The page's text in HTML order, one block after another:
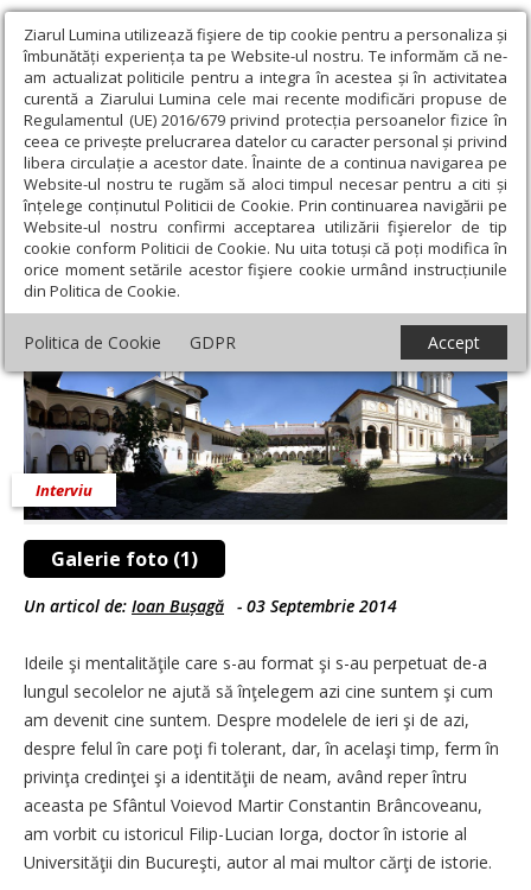
Ziarul Lumina utilizează fişiere de tip cookie pentru a personaliza și
îmbunătăți experiența ta pe Website-ul nostru. Te informăm că ne-
am actualizat politicile pentru a integra în acestea și în activitatea
curentă a Ziarului Lumina cele mai recente modificări propuse de
Regulamentul (UE) 2016/679 privind protecția persoanelor fizice în
ceea ce privește prelucrarea datelor cu caracter personal și privind
libera circulație a acestor date. Înainte de a continua navigarea pe
Website-ul nostru te rugăm să aloci timpul necesar pentru a citi și
înțelege conținutul Politicii de Cookie. Prin continuarea navigării pe
Website-ul nostru confirmi acceptarea utilizării fişierelor de tip
cookie conform Politicii de Cookie. Nu uita totuși că poți modifica în
orice moment setările acestor fişiere cookie urmând instrucțiunile
din Politica de Cookie.
Politica de Cookie GDPR Accept
Ziarul Lumina › Educaţie și Cultură › Interviu › Epoca lui
Brâncoveanu, o marcă identitară actuală
Epoca lui Brâncoveanu, o marcă identitară
actuală
Galerie foto (1)
Interviu
Un articol de: Ioan Bușagă - 03 Septembrie 2014
Ideile şi mentalităţile care s-au format şi s-au perpetuat de-a
lungul secolelor ne ajută să înţelegem azi cine suntem şi cum
am devenit cine suntem. Despre modelele de ieri şi de azi,
despre felul în care poţi fi tolerant, dar, în acelaşi timp, ferm în
privinţa credinţei şi a identităţii de neam, având reper întru
aceasta pe Sfântul Voievod Martir Constantin Brâncoveanu,
am vorbit cu istoricul Filip-Lucian Iorga, doctor în istorie al
Universităţii din Bucureşti, autor al mai multor cărţi de istorie.